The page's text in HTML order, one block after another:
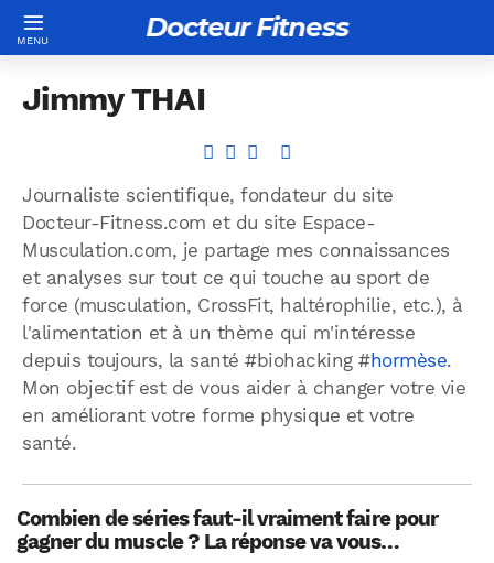
Docteur Fitness
Jimmy THAI
Journaliste scientifique, fondateur du site
Docteur-Fitness.com et du site Espace-
Musculation.com, je partage mes connaissances
et analyses sur tout ce qui touche au sport de
force (musculation, CrossFit, haltérophilie, etc.), à
l'alimentation et à un thème qui m'intéresse
depuis toujours, la santé #biohacking #hormèse.
Mon objectif est de vous aider à changer votre vie
en améliorant votre forme physique et votre
santé.
Combien de séries faut-il vraiment faire pour
gagner du muscle ? La réponse va vous